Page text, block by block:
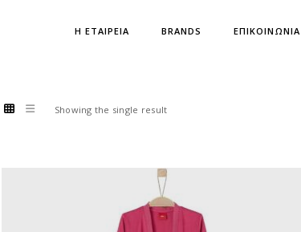
Η ΕΤΑΙΡΕΙΑ BRANDS ΕΠΙΚΟΙΝΩΝΙΑ
Showing the single result